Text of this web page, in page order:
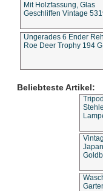
Mit Holzfassung, Glas
Geschliffen Vintage
Ungerades 6 Ender
Roe Deer Trophy 194 G
Beliebteste Artikel: